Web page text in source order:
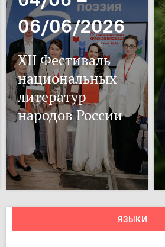
06/06/2026
XII Фестиваль
национальных
литератур
народов России
ЯЗЫКИ